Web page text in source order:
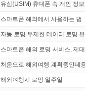
유심(USIM) 휴대폰 속 개인 정
스마트폰 해외에서 사용하는 법
자동 로밍 무제한 데이터 로밍
스마트폰 해외 로밍 서비스, 제
처음으로 해외여행 계획중인데
해외여행시 로밍 일주일